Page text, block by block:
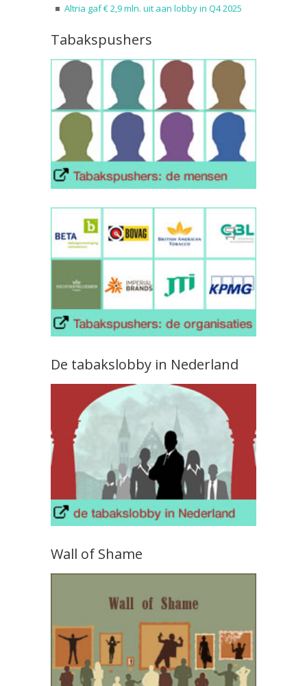
Altria gaf € 2,9 mln. uit aan lobby in Q4 2025
Tabakspushers
De tabakslobby in Nederland
Wall of Shame